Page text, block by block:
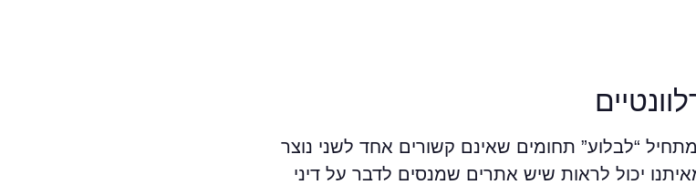
“לבלוע” תחומים שאינם קשורים אחד לשני נוצר
יכול לראות שיש אתרים שמנסים לדבר על דיני